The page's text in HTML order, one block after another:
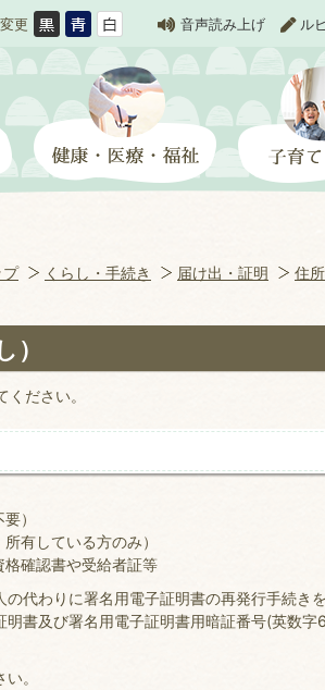
更 音声読み上げ ル
プ くらし・手続き 届け出・証明 住
ださい。
）
有している方のみ）
確認書や受給者証等
代わりに署名用電子証明書の再発行手続き
書及び署名用電子証明書用暗証番号(英数字
。